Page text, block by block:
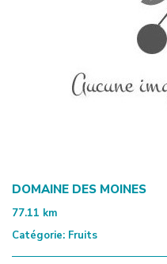
DOMAINE DES MOINES
77.11 km
Catégorie: Fruits